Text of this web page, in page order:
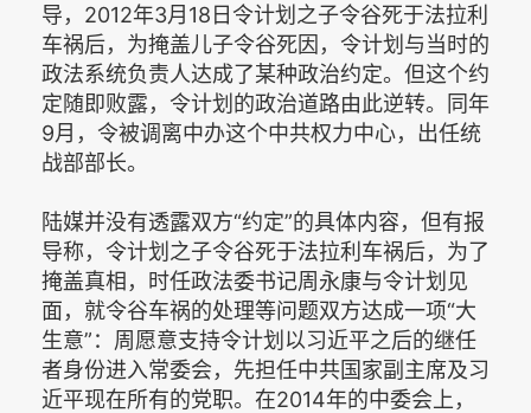
导，2012年3月18日令计划之子令谷死于法拉利
车祸后，为掩盖儿子令谷死因，令计划与当时的
政法系统负责人达成了某种政治约定。但这个约
定随即败露，令计划的政治道路由此逆转。同年
9月，令被调离中办这个中共权力中心，出任统
战部部长。
陆媒并没有透露双方“约定”的具体内容，但有报
导称，令计划之子令谷死于法拉利车祸后，为了
掩盖真相，时任政法委书记周永康与令计划见
面，就令谷车祸的处理等问题双方达成一项“大
生意”：周愿意支持令计划以习近平之后的继任
者身份进入常委会，先担任中共国家副主席及习
近平现在所有的党职。在2014年的中委会上，